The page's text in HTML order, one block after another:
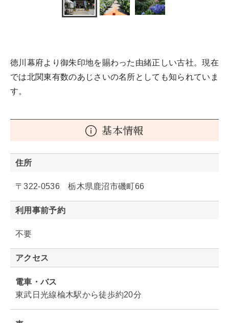
徳川幕府より御朱印地を賜わった由緒正しい古社。現在
では北関東有数のあじさいの名所としても知られていま
す。
基本情報
住所
〒322-0536 栃木県鹿沼市磯町66
利用事前予約
不要
アクセス
電車・バス
東武日光線楡木駅から徒歩約20分